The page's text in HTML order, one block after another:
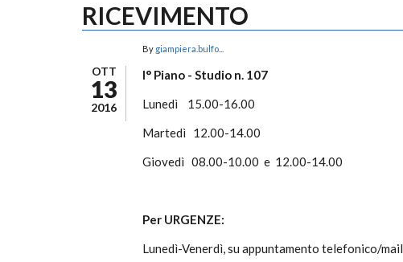
RICEVIMENTO
OTT
13
2016
By giampiera.bulfo...
I° Piano - Studio n. 107
Lunedì 15.00-16.00
Martedì 12.00-14.00
Giovedì 08.00-10.00 e 12.00-14.00
Per URGENZE:
Lunedì-Venerdì, su appuntamento telefonico/mail